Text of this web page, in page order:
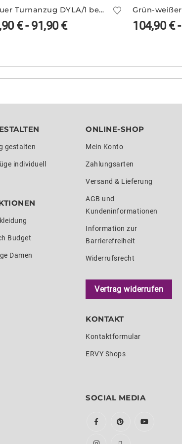
Blauer Turnanzug DYLA/1 bedruckt
€-91,90€ 104,90€-
gestalten
individuell
Budget
Damen
ONLINE-SHOP
Mein Konto
Zahlungsarten
Versand & Lieferung
AGB und
Kundeninformationen
Information zur
Barrierefreiheit
Widerrufsrecht
Vertrag widerrufen
KONTAKT
Kontaktformular
ERVY Shops
SOCIAL MEDIA